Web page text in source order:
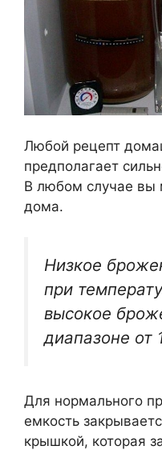
Любой рецепт
предполагает
В любом случае вы
дома.
Низкое
при
высокое
диапазоне от
Для нормального
емкость
крышкой, которая